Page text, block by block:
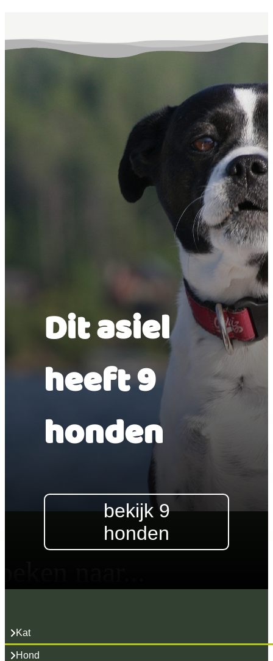
Dit asiel
heeft 9
honden
bekijk 9
honden
Kat
Hond